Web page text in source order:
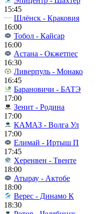
15:45
Шлёнск - Краковия
16:00
Тобол - Кайсар
16:00
Астана - Окжетпес
16:30
Ливерпуль - Монако
16:45
Барановичи - БАТЭ
17:00
Зенит - Родина
17:00
КАМАЗ - Волга Ул
17:00
Елимай - Иртыш П
17:45
Херенвен - Твенте
18:00
Атырау - Актобе
18:00
Верес - Динамо К
18:30